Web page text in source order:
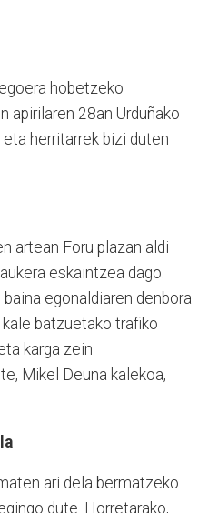
hobetzeko
apirilaren 28an Urduñako
herritarrek bizi duten
artean Foru plazan aldi
eskaintzea dago.
egonaldiaren denbora
batzuetako trafiko
karga zein
Mikel Deuna kalekoa,
ari dela bermatzeko
dute. Horretarako,